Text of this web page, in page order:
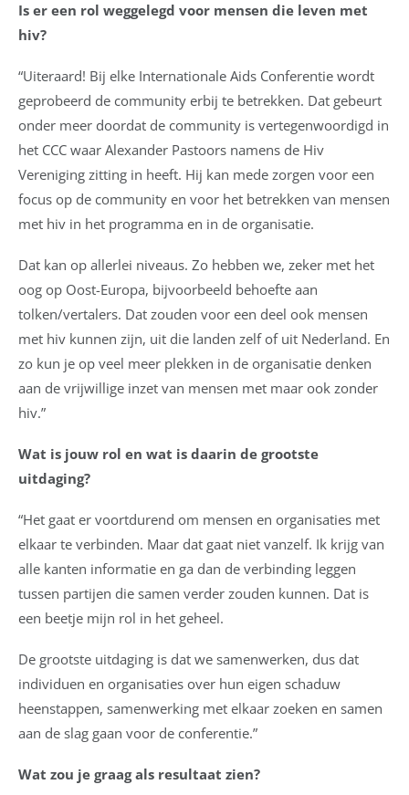
Is er een rol weggelegd voor mensen die leven met
hiv?
“Uiteraard! Bij elke Internationale Aids Conferentie wordt
geprobeerd de community erbij te betrekken. Dat gebeurt
onder meer doordat de community is vertegenwoordigd in
het CCC waar Alexander Pastoors namens de Hiv
Vereniging zitting in heeft. Hij kan mede zorgen voor een
focus op de community en voor het betrekken van mensen
met hiv in het programma en in de organisatie.
Dat kan op allerlei niveaus. Zo hebben we, zeker met het
oog op Oost-Europa, bijvoorbeeld behoefte aan
tolken/vertalers. Dat zouden voor een deel ook mensen
met hiv kunnen zijn, uit die landen zelf of uit Nederland. En
zo kun je op veel meer plekken in de organisatie denken
aan de vrijwillige inzet van mensen met maar ook zonder
hiv.”
Wat is jouw rol en wat is daarin de grootste
uitdaging?
“Het gaat er voortdurend om mensen en organisaties met
elkaar te verbinden. Maar dat gaat niet vanzelf. Ik krijg van
alle kanten informatie en ga dan de verbinding leggen
tussen partijen die samen verder zouden kunnen. Dat is
een beetje mijn rol in het geheel.
De grootste uitdaging is dat we samenwerken, dus dat
individuen en organisaties over hun eigen schaduw
heenstappen, samenwerking met elkaar zoeken en samen
aan de slag gaan voor de conferentie.”
Wat zou je graag als resultaat zien?